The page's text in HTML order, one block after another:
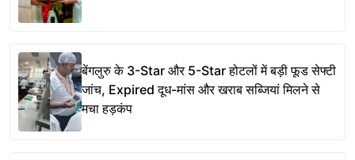
बेंगलुरु के 3-Star और 5-Star होटलों में बड़ी फूड सेफ्टी
जांच, Expired दूध-मांस और खराब सब्जियां मिलने से
मचा हड़कंप